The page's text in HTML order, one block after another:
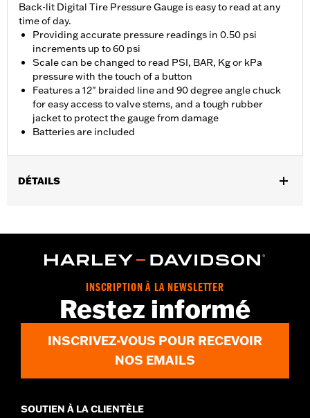
Back-lit Digital Tire Pressure Gauge is easy to read at any
time of day.
Providing accurate pressure readings in 0.50 psi
increments up to 60 psi
Scale can be changed to read PSI, BAR, Kg or kPa
pressure with the touch of a button
Features a 12" braided line and 90 degree angle chuck
for easy access to valve stems, and a tough rubber
jacket to protect the gauge from damage
Batteries are included
DÉTAILS
In the Box: Gauge only
1 year limited warranty – Go to
for full details
INSCRIPTION À LA NEWSLETTER
Restez informé
INSCRIVEZ-VOUS POUR RECEVOIR
NOS EMAILS
SOUTIEN À LA CLIENTÈLE